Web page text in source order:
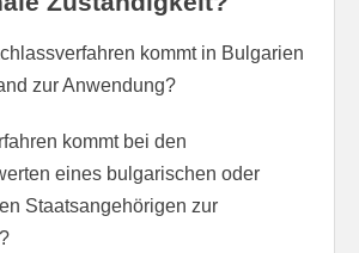
kommt in Bulgarien
zur Anwendung?
kommt bei den
eines bulgarischen oder
Staatsangehörigen zur